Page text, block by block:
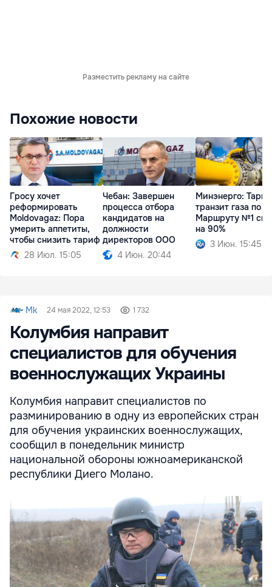
Разместить рекламу на сайте
Похожие новости
Гросу хочет
реформировать
Moldovagaz: Пора
умерить аппетиты,
чтобы снизить тариф
28 Июл. 15:05
Чебан: Завершен
процесса отбора
кандидатов на
должности
директоров ООО
4 Июн. 20:44
Минэнерго:
транзит газа по
Маршруту №1
на 90%
3 Июн. 15:45
Mk 24 мая 2022, 12:53 1 732
Колумбия направит
специалистов для обучения
военнослужащих Украины
Колумбия направит специалистов по
разминированию в одну из европейских стран
для обучения украинских военнослужащих,
сообщил в понедельник министр
национальной обороны южноамериканской
республики Диего Молано.